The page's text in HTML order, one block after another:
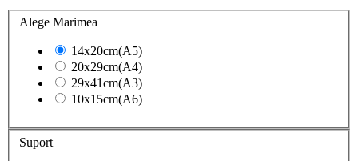
Alege Marimea
14x20cm(A5)
20x29cm(A4)
29x41cm(A3)
10x15cm(A6)
Suport